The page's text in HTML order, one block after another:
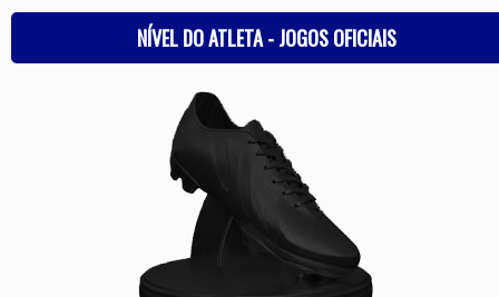
NÍVEL DO ATLETA - JOGOS OFICIAIS